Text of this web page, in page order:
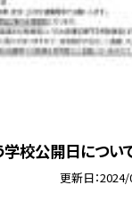
校公開日について
更新日